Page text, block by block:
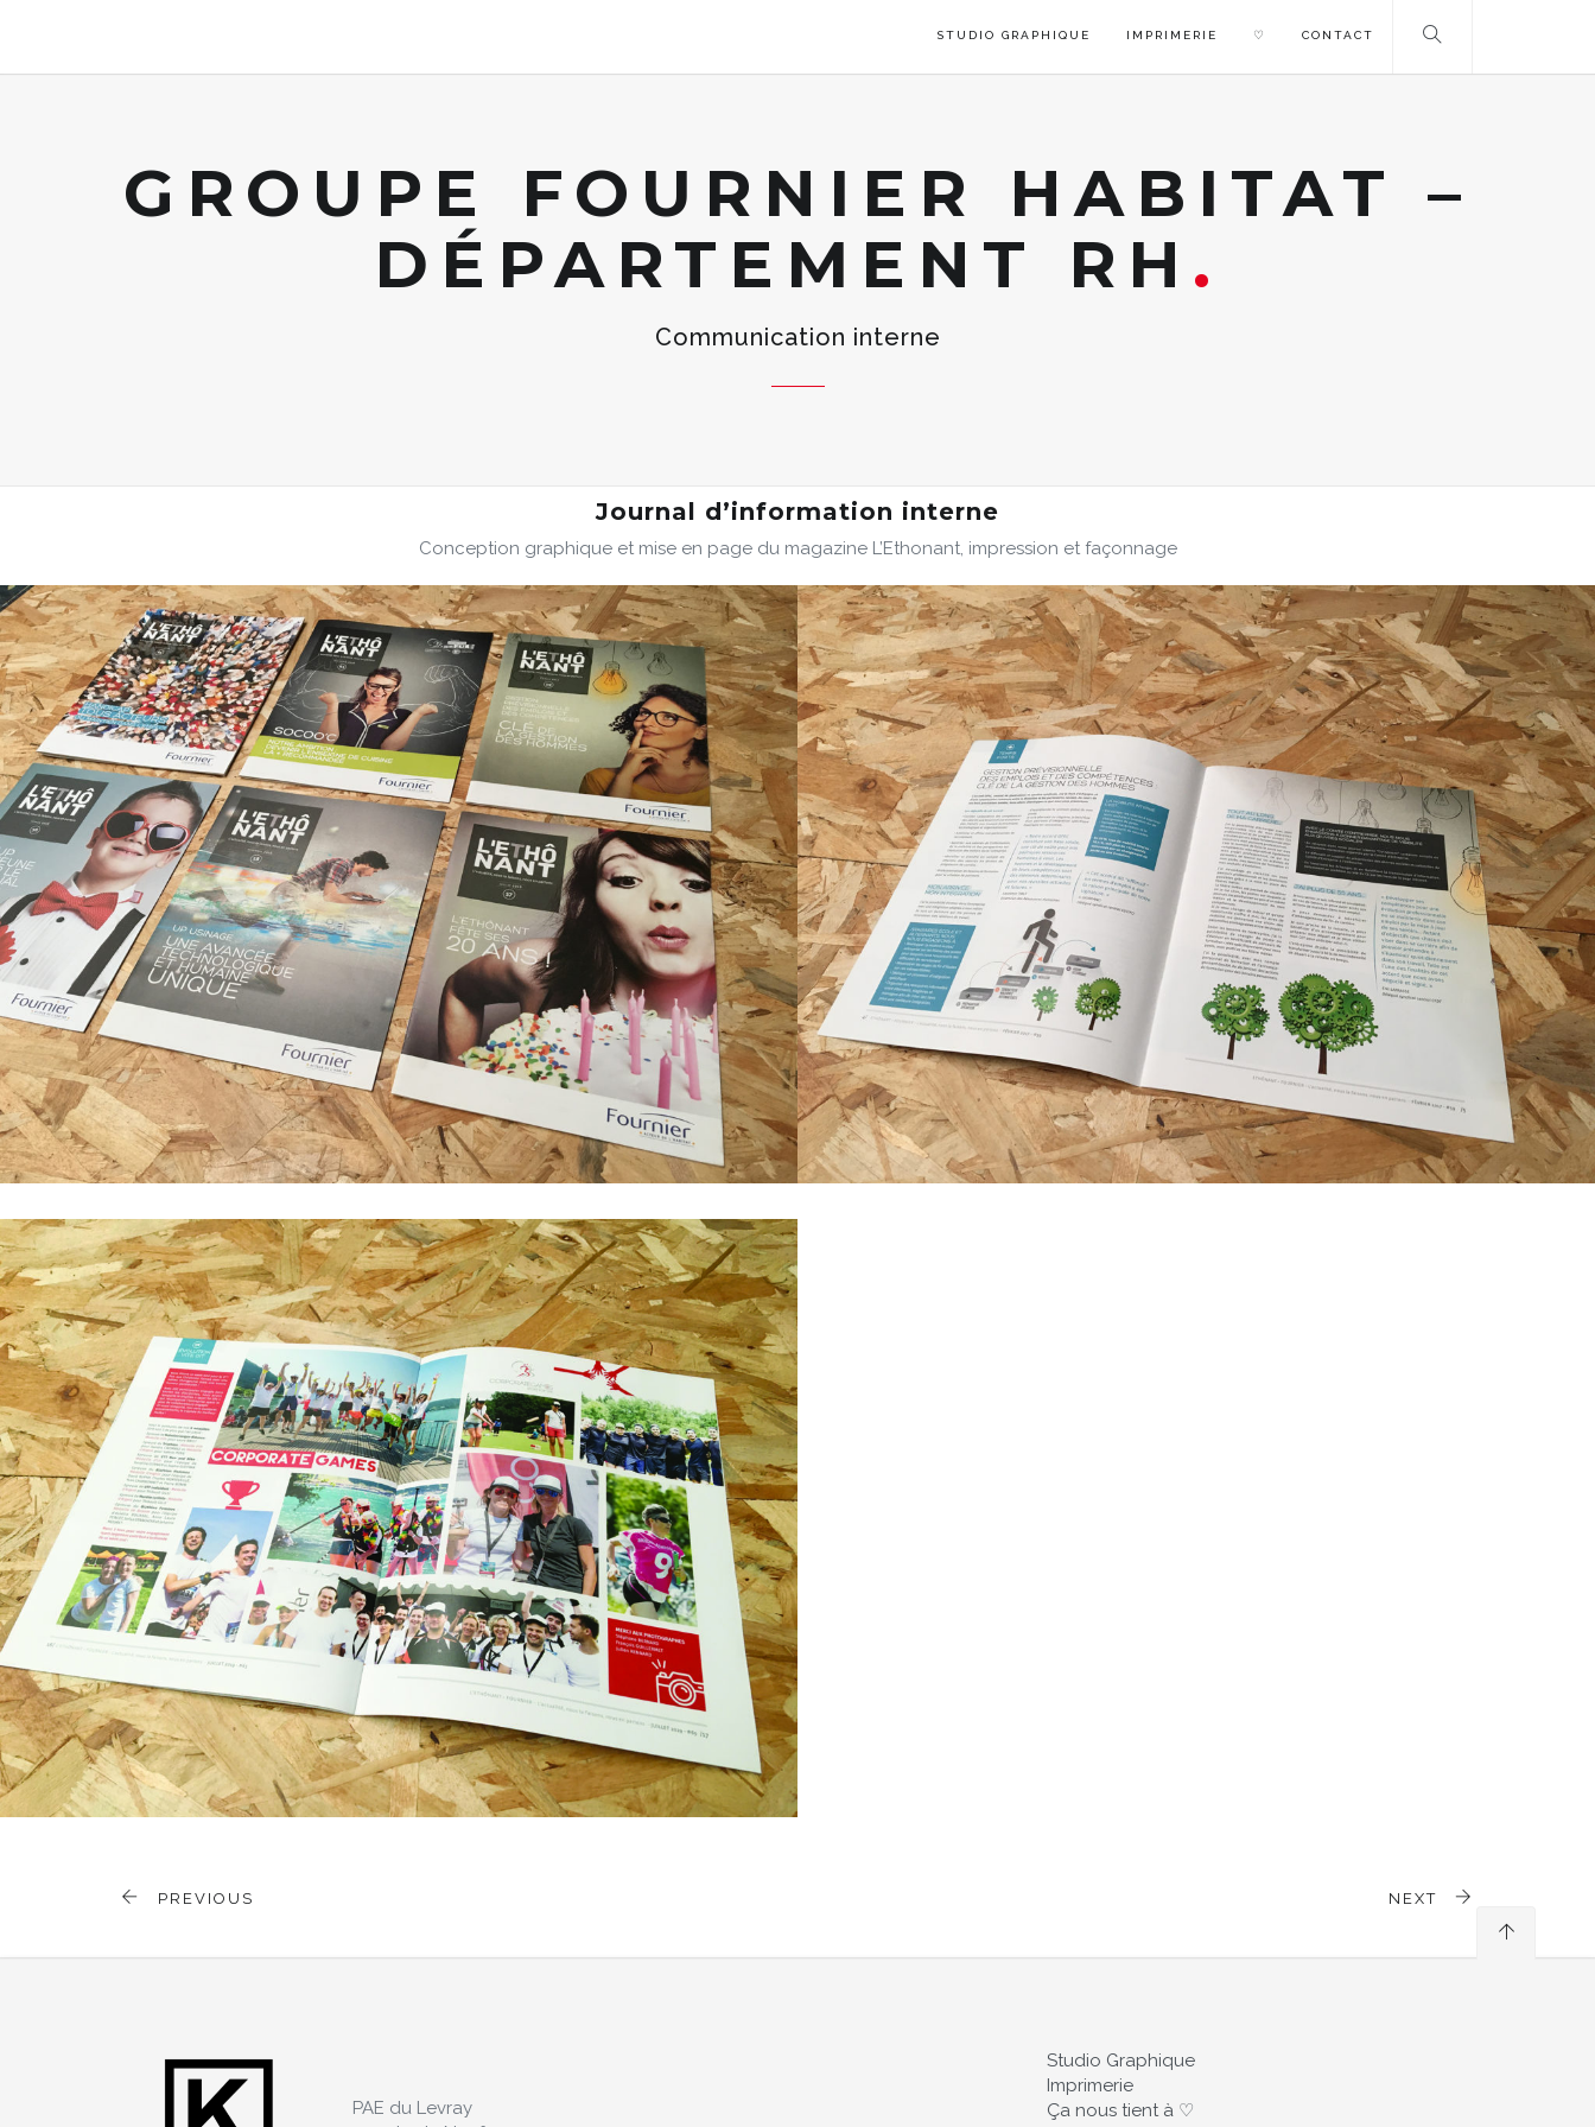
STUDIO GRAPHIQUE IMPRIMERIE ♡ CONTACT
GROUPE FOURNIER HABITAT –
DÉPARTEMENT RH
Communication interne
Journal d’information interne
Conception graphique et mise en page du magazine L’Ethonant, impression et façonnage
PREVIOUS NEXT
PAE du Levray
Studio Graphique
Imprimerie
Ça nous tient à ♡